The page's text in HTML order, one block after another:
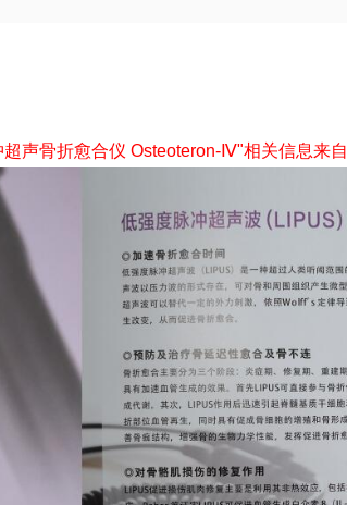
声骨折愈合仪 Osteoteron-Ⅳ"相关信息来